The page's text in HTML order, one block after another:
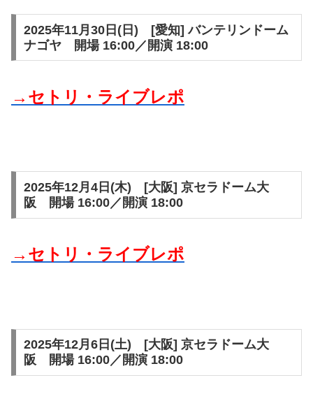
2025年11月30日(日) [愛知] バンテリンドーム
ナゴヤ 開場 16:00／開演 18:00
→セトリ・ライブレポ
2025年12月4日(木) [大阪] 京セラドーム大
阪 開場 16:00／開演 18:00
→セトリ・ライブレポ
2025年12月6日(土) [大阪] 京セラドーム大
阪 開場 16:00／開演 18:00